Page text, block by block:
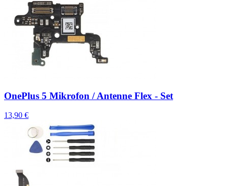
OnePlus 5 Mikrofon / Antenne Flex - Set
13,90 €